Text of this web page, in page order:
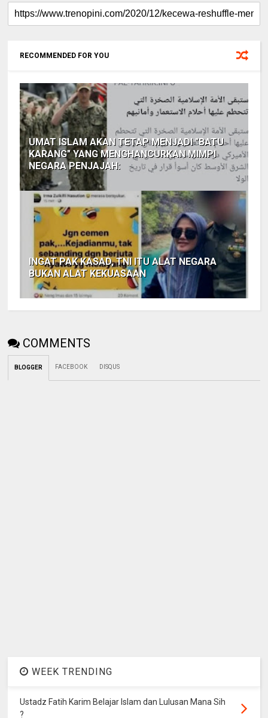
RECOMMENDED FOR YOU
UMAT ISLAM AKAN TETAP MENJADI "BATU
KARANG" YANG MENGHANCURKAN MIMPI
NEGARA PENJAJAH:
INGAT PAK KASAD, TNI ITU ALAT NEGARA
BUKAN ALAT KEKUASAAN
COMMENTS
BLOGGER FACEBOOK DISQUS
WEEK TRENDING
Ustadz Fatih Karim Belajar Islam dan Lulusan Mana Sih
?